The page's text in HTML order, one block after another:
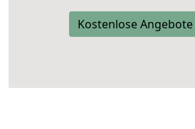
Kostenlose